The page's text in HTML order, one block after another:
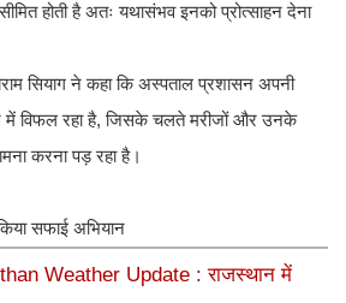
होती है अतः यथासंभव इनको प्रोत्साहन देना
सियाग ने कहा कि अस्पताल प्रशासन अपनी
में विफल रहा है, जिसके चलते मरीजों और उनके
करना पड़ रहा है।
सफाई अभियान
Weather Update : राजस्थान में